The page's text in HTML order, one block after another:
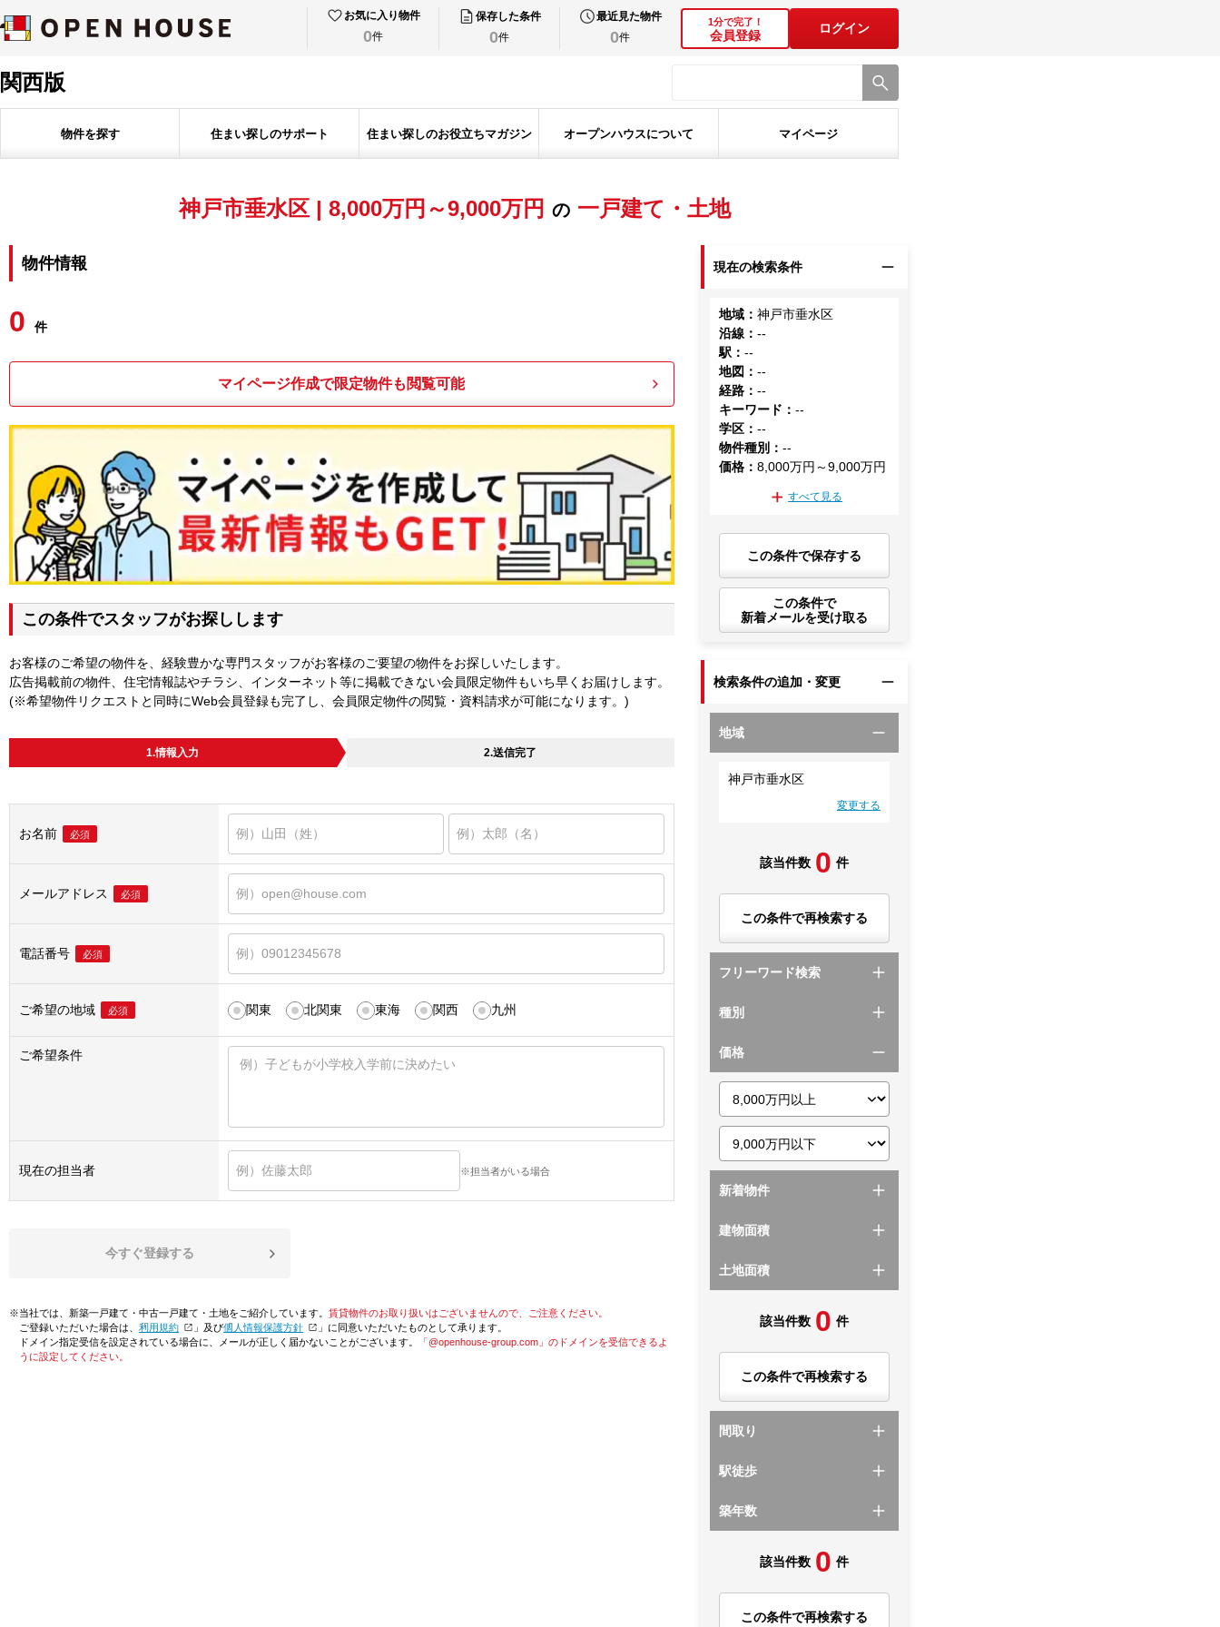
お気に入り物件
0件
保存した条件
0件
最近見た物件
0件
1分で完了！
会員登録
ログイン
関西版
物件を探す 住まい探しのサポート 住まい探しのお役立ちマガジン オープンハウスについて マイページ
神戸市垂水区 | 8,000万円～9,000万円 の 一戸建て・土地
物件情報
0 件
マイページ作成で限定物件も閲覧可能
この条件でスタッフがお探しします
お客様のご希望の物件を、経験豊かな専門スタッフがお客様のご要望の物件をお探しいたします。
広告掲載前の物件、住宅情報誌やチラシ、インターネット等に掲載できない会員限定物件もいち早くお届けします。
(※希望物件リクエストと同時にWeb会員登録も完了し、会員限定物件の閲覧・資料請求が可能になります。)
1.情報入力 2.送信完了
お名前 必須
メールアドレス 必須
電話番号 必須
ご希望の地域 必須 関東 北関東 東海 関西 九州
ご希望条件
現在の担当者 ※担当者がいる場合
今すぐ登録する
※当社では、新築一戸建て・中古一戸建て・土地をご紹介しています。 賃貸物件のお取り扱いはございませんので、ご注意ください。
ご登録いただいた場合は、「利用規約 」及び「個人情報保護方針
」に同意いただいたものとして承ります。
ドメイン指定受信を設定されている場合に、メールが正しく届かないことがございます。
「@openhouse-group.com」のドメインを受信できるよ
うに設定してください。
現在の検索条件
地域 ：神戸市垂水区
沿線 ：--
駅 ：--
地図 ：--
経路 ：--
キーワード ：--
学区 ：--
物件種別 ：--
価格 ：8,000万円～9,000万円
すべて見る
この条件で保存する
この条件で
新着メールを受け取る
検索条件の追加・変更
地域
神戸市垂水区
変更する
該当件数 0 件
この条件で再検索する
フリーワード検索
種別
価格
新着物件
建物面積
土地面積
該当件数 0 件
この条件で再検索する
間取り
駅徒歩
築年数
該当件数 0 件
この条件で再検索する